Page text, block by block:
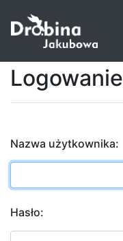
Logowanie
Nazwa użytkownika:
Hasło: